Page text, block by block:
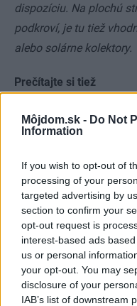
Môjdom.sk - Do Not
Information
If you wish to opt-out of
processing of your
targeted advertising by
section to confirm your
opt-out request is
interest-based ads
us or personal
your opt-out. You may
disclosure of your
IAB’s list of downstream
dispozíciu. Na plochú
podkroví, je tu tiež
alebo solárne kolektory.
Prečítajte si tiež
Materiály a
Základy:základové
a betónová základová